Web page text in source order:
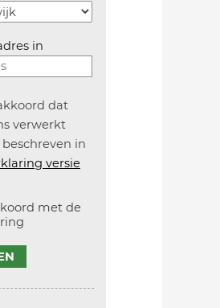
in
dat
verwerkt
in
versie
met de